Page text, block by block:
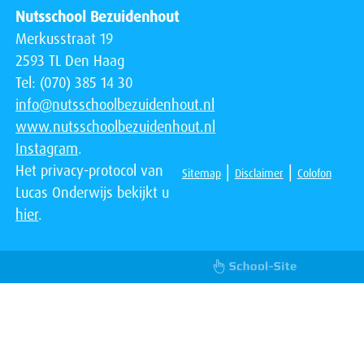
Nutsschool Bezuidenhout
Merkusstraat 19
2593 TL Den Haag
Tel: (070) 385 14 30
info@nutsschoolbezuidenhout.nl
www.nutsschoolbezuidenhout.nl
Instagram.
Het privacy-protocol van
Lucas Onderwijs bekijkt u
hier.
Sitemap| Disclaimer | Colofon